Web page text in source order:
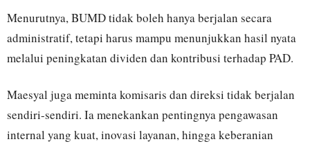
Menurutnya, BUMD tidak boleh hanya berjalan secara
administratif, tetapi harus mampu menunjukkan hasil nyata
melalui peningkatan dividen dan kontribusi terhadap PAD.
Maesyal juga meminta komisaris dan direksi tidak berjalan
sendiri-sendiri. Ia menekankan pentingnya pengawasan
internal yang kuat, inovasi layanan, hingga keberanian